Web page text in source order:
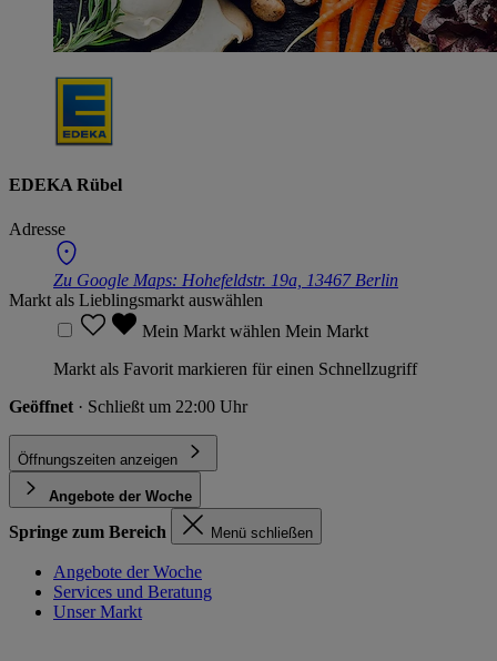
EDEKA Rübel
Adresse
Zu Google Maps: Hohefeldstr. 19a, 13467 Berlin
Markt als Lieblingsmarkt auswählen
Mein Markt wählen Mein Markt
Markt als Favorit markieren für einen Schnellzugriff
Geöffnet · Schließt um 22:00 Uhr
Öffnungszeiten anzeigen
Angebote der Woche
Springe zum Bereich Menü schließen
Angebote der Woche
Services und Beratung
Unser Markt